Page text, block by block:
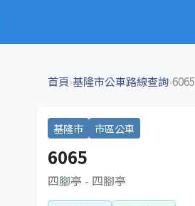
首頁›基隆市公車路線查詢›6065
基隆市 市區公車
6065
四腳亭 - 四腳亭